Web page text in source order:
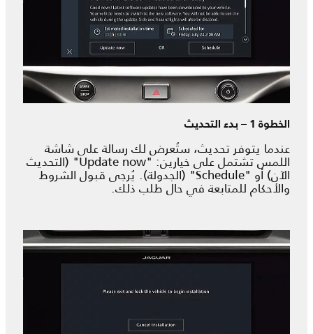
الخطوة 1 – بدء التحديث
عندما يتوفر تحديث، ستُعرض لك رسالة على شاشة
اللمس تشتمل على خيارين: "Update now" (التحديث
الآن) أو "Schedule" (الجدولة). يُرجى قبول الشروط
والأحكام للمتابعة في حال طلب ذلك.